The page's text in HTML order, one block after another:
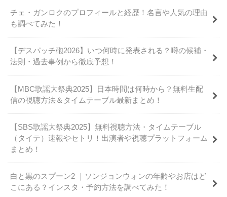
チェ・ガンロクのプロフィールと経歴！名言や人気の理由
も調べてみた！
【デスパッチ砲2026】いつ何時に発表される？噂の候補・
法則・過去事例から徹底予想！
【MBC歌謡大祭典2025】日本時間は何時から？無料生配
信の視聴方法＆タイムテーブル最新まとめ！
【SBS歌謡大祭典2025】無料視聴方法・タイムテーブル
（タイテ）速報やセトリ！出演者や視聴プラットフォーム
まとめ！
白と黒のスプーン2 ｜ソンジョンウォンの年齢やお店はど
こにある？インスタ・予約方法を調べてみた！